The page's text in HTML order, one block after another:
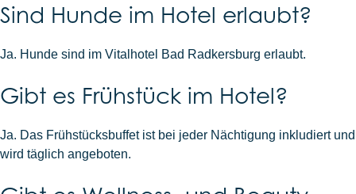
Sind Hunde im Hotel erlaubt?
Ja. Hunde sind im Vitalhotel Bad Radkersburg erlaubt.
Gibt es Frühstück im Hotel?
Ja. Das Frühstücksbuffet ist bei jeder Nächtigung inkludiert und
wird täglich angeboten.